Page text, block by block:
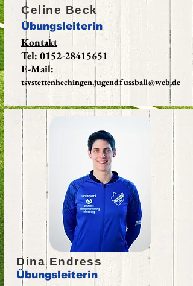
Celine Beck
Übungsleiterin
Kontakt
Tel: 0152-28415651
E-Mail:
tsvstettenhechingen.jugendfussball@web.de
Dina Endress
Übungsleiterin